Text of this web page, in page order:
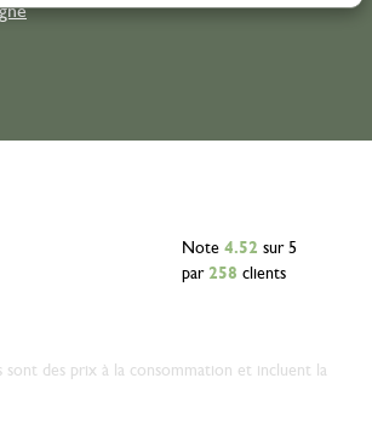
Note 4.52 sur 5
par 258 clients
sont des prix à la consommation et incluent la